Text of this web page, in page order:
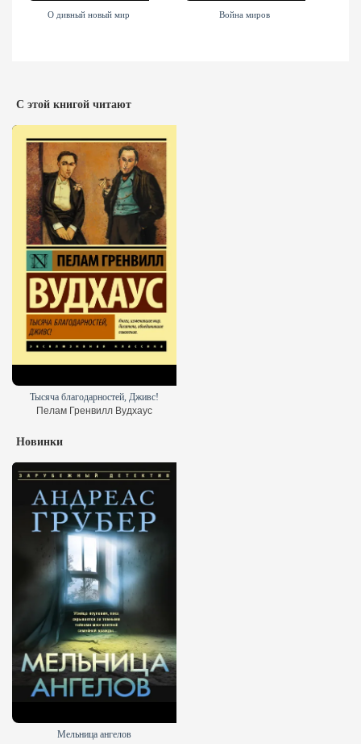
О дивный новый мир Война миров
С этой книгой читают
Тысяча благодарностей, Дживс!
Пелам Гренвилл Вудхаус
Новинки
Мельница ангелов